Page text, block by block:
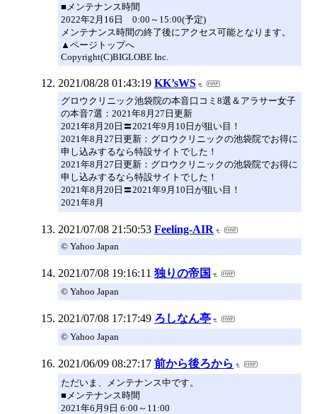
■メンテナンス時間
2022年2月16日 0:00～15:00(予定)
メンテナンス時間の終了後にアクセス可能となります。
▲ページトップへ
Copyright(C)BIGLOBE Inc.
2021/08/28 01:43:19 KK’sWS
グロウクリニック池袋院の本音口コミ8選＆アラサー女子
の本音7選：2021年8月27日更新
2021年8月20日〓2021年9月10日が狙い目！
2021年8月27日更新：グロウクリニックの池袋院でお得に
申し込みするなら特設サイトでした！
2021年8月27日更新：グロウクリニックの池袋院でお得に
申し込みするなら特設サイトでした！
2021年8月20日〓2021年9月10日が狙い目！
2021年8月
2021/07/08 21:50:53 Feeling-AIR
© Yahoo Japan
2021/07/08 19:16:11 独りの帝国
© Yahoo Japan
2021/07/08 17:17:49 ろしなん亭
© Yahoo Japan
2021/06/09 08:27:17 前から後ろから
ただいま、メンテナンス中です。
■メンテナンス時間
2021年6月9日 6:00～11:00